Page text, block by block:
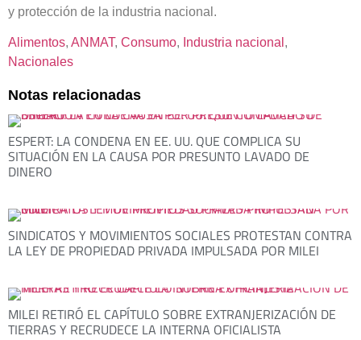
y protección de la industria nacional.
Alimentos, ANMAT, Consumo, Industria nacional
Nacionales
Notas relacionadas
ESPERT: LA CONDENA EN EE. UU. QUE COMPLICA SU
SITUACIÓN EN LA CAUSA POR PRESUNTO LAVADO DE
DINERO
SINDICATOS Y MOVIMIENTOS SOCIALES PROTESTAN CONTRA
LA LEY DE PROPIEDAD PRIVADA IMPULSADA POR MILEI
MILEI RETIRÓ EL CAPÍTULO SOBRE EXTRANJERIZACIÓN DE
TIERRAS Y RECRUDECE LA INTERNA OFICIALISTA